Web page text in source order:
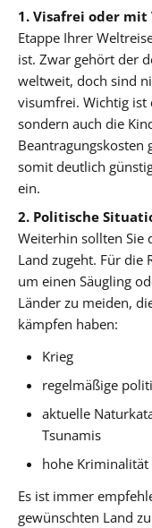
1. Visafrei oder mit
Etappe Ihrer
ist. Zwar gehört der
weltweit, doch sind
visumfrei. Wichtig ist
sondern auch die
Beantragungskosten
somit deutlich
ein.
2. Politische
Weiterhin sollten Sie
Land zugeht. Für die
um einen Säugling
Länder zu meiden,
kämpfen haben:
Krieg
regelmäßige
aktuelle
Tsunamis
hohe Kriminalität
Es ist immer
gewünschten Land